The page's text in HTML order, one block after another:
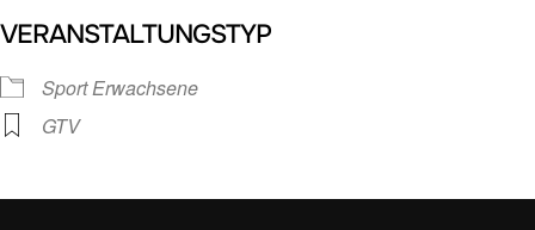
VERANSTALTUNGSTYP
Sport Erwachsene
GTV